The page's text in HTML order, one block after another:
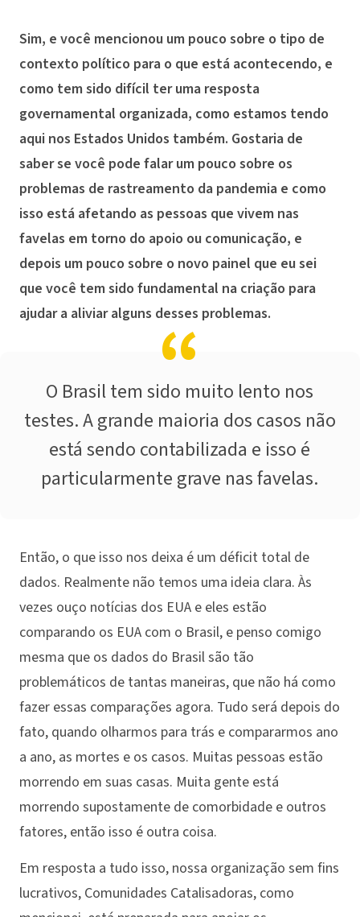
Sim, e você mencionou um pouco sobre o tipo de
contexto político para o que está acontecendo, e
como tem sido difícil ter uma resposta
governamental organizada, como estamos tendo
aqui nos Estados Unidos também. Gostaria de
saber se você pode falar um pouco sobre os
problemas de rastreamento da pandemia e como
isso está afetando as pessoas que vivem nas
favelas em torno do apoio ou comunicação, e
depois um pouco sobre o novo painel que eu sei
que você tem sido fundamental na criação para
ajudar a aliviar alguns desses problemas.
O Brasil tem sido muito lento nos
testes. A grande maioria dos casos não
está sendo contabilizada e isso é
particularmente grave nas favelas.
Então, o que isso nos deixa é um déficit total de
dados. Realmente não temos uma ideia clara. Às
vezes ouço notícias dos EUA e eles estão
comparando os EUA com o Brasil, e penso comigo
mesma que os dados do Brasil são tão
problemáticos de tantas maneiras, que não há como
fazer essas comparações agora. Tudo será depois do
fato, quando olharmos para trás e compararmos ano
a ano, as mortes e os casos. Muitas pessoas estão
morrendo em suas casas. Muita gente está
morrendo supostamente de comorbidade e outros
fatores, então isso é outra coisa.
Em resposta a tudo isso, nossa organização sem fins
lucrativos, Comunidades Catalisadoras, como